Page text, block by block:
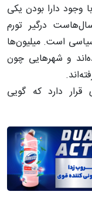
وجود دارا بودن یکی
درگیر تورم
است. میلیون‌ها
و شهرهایی چون
دارد که گویی